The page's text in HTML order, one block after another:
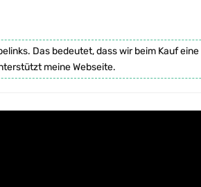
Das bedeutet, dass wir beim Kauf
meine Webseite.